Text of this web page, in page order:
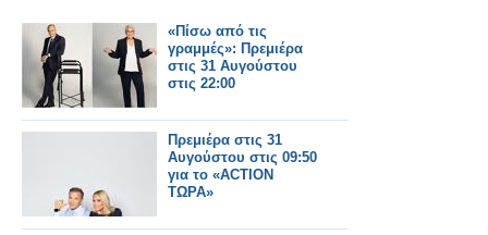
«Πίσω από τις
γραμμές»: Πρεμιέρα
στις 31 Αυγούστου
στις 22:00
Πρεμιέρα στις 31
Αυγούστου στις 09:50
για το «ACTION
ΤΩΡΑ»